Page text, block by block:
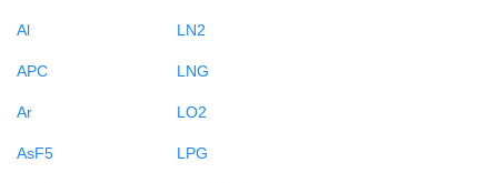
Al
APC
Ar
AsF5
LN2
LNG
LO2
LPG